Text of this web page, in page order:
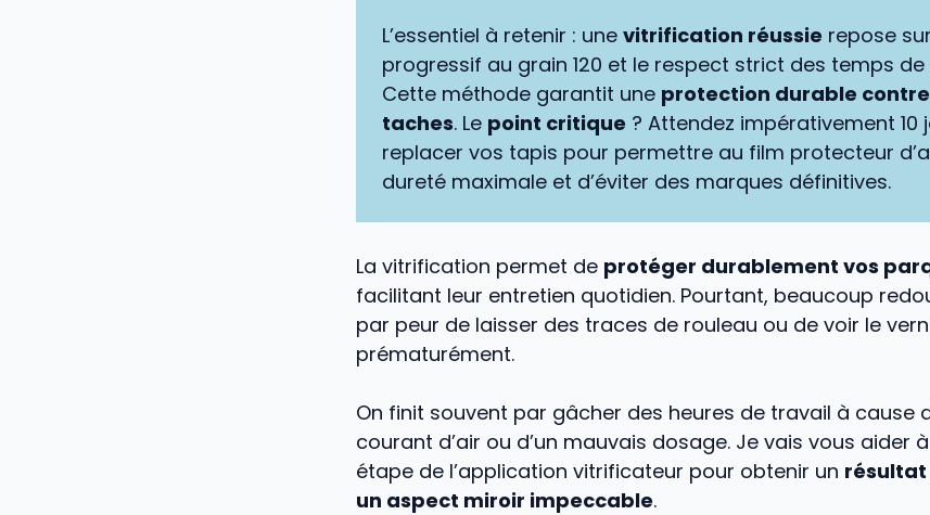
L’essentiel à retenir : une vitrification réussie repose
progressif au grain 120 et le respect strict des temps de
Cette méthode garantit une protection durable contre
taches. Le point critique ? Attendez impérativement 10
replacer vos tapis pour permettre au film protecteur
dureté maximale et d’éviter des marques définitives.
La vitrification permet de protéger durablement vos
facilitant leur entretien quotidien. Pourtant, beaucoup
par peur de laisser des traces de rouleau ou de voir le
prématurément.
On finit souvent par gâcher des heures de travail à cause
courant d’air ou d’un mauvais dosage. Je vais vous aider
étape de l’application vitrificateur pour obtenir un résultat
un aspect miroir impeccable.